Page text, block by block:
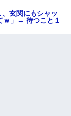
玄関にもシャッ
ｗ」→ 待つこと１